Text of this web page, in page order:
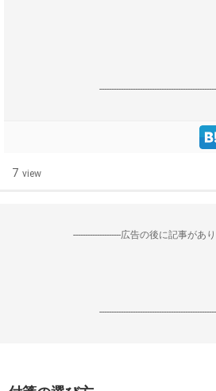
7 view
--------------------広告の後に記事があり